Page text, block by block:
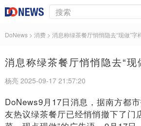
DoNews > 消费 > 消息称绿茶餐厅悄悄隐去“现做”字
消息称绿茶餐厅悄悄隐去“现
杨亮 2025-09-17 21:57:20
DoNews9月17日消息，据南方都
友热议绿茶餐厅已经悄悄撤下了门